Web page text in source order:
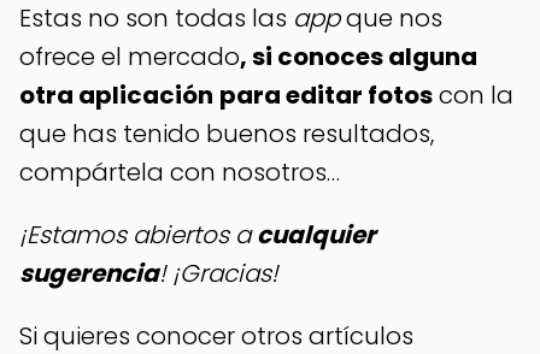
Estas no son todas las appque nos
ofrece el mercado, si conoces alguna
otra aplicación para editar fotoscon la
que has tenido buenos resultados,
compártela con nosotros…
¡Estamos abiertos acualquier
sugerencia! ¡Gracias!
Si quieres conocer otros artículos